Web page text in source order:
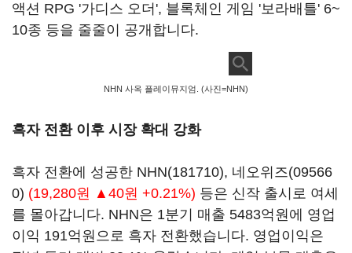
액션 RPG '가디스 오더', 블록체인 게임 '보라배틀' 6~
10종 등을 줄줄이 공개합니다.
NHN 사옥 플레이뮤지엄. (사진=NHN)
흑자 전환 이후 시장 확대 강화
흑자 전환에 성공한 NHN(181710), 네오위즈(09566
0) (19,280원 ▲40원 +0.21%) 등은 신작 출시로 여세
를 몰아갑니다. NHN은 1분기 매출 5483억원에 영업
이익 191억원으로 흑자 전환했습니다. 영업이익은